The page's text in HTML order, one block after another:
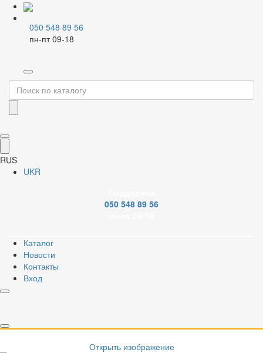
050 548 89 56
пн-пт 09-18
RUS
UKR
050 548 89 56
Каталог
Новости
Контакты
Вход
Главная Запорная арматура
Краны для воды
Открыть изображение